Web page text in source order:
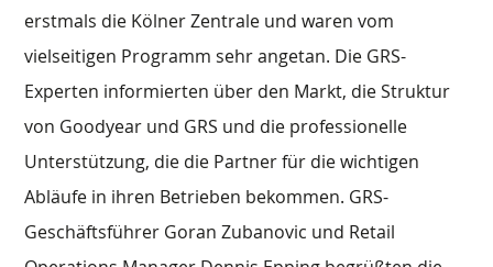
erstmals die Kölner Zentrale und waren vom
vielseitigen Programm sehr angetan. Die GRS-
Experten informierten über den Markt, die Struktur
von Goodyear und GRS und die professionelle
Unterstützung, die die Partner für die wichtigen
Abläufe in ihren Betrieben bekommen. GRS-
Geschäftsführer Goran Zubanovic und Retail